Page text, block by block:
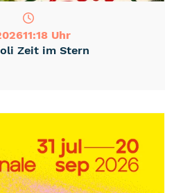
11:18 Uhr
Zeit im Stern